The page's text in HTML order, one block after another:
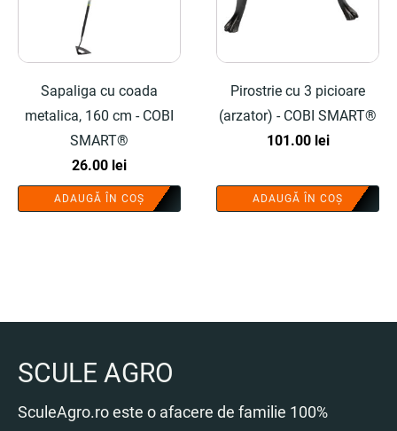
Sapaliga cu coada
metalica, 160 cm - COBI
SMART®
26.00 lei
ADAUGĂ ÎN COȘ
Pirostrie cu 3 picioare
(arzator) - COBI SMART®
101.00 lei
ADAUGĂ ÎN COȘ
SCULE AGRO
SculeAgro.ro este o afacere de familie 100%